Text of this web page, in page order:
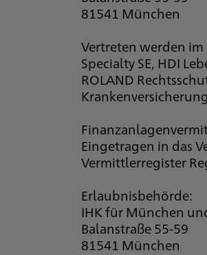
81541 München
Vertreten werden im
Specialty SE, HDI
ROLAND
Eingetragen in das
Vermittlerregister
Erlaubnisbehörde:
IHK für Mün­chen
Balanstraße 55-59
81541 München